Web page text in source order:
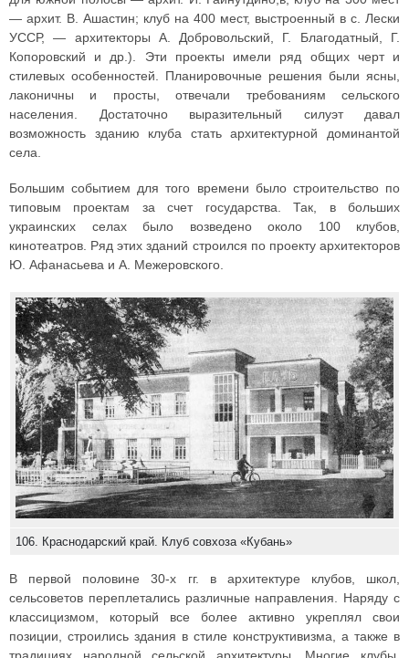
— архит. В. Ашастин; клуб на 400 мест, выстроенный в с. Лески
УССР, — архитекторы А. Добровольский, Г. Благодатный, Г.
Копоровский и др.). Эти проекты имели ряд общих черт и
стилевых особенностей. Планировочные решения были ясны,
лаконичны и просты, отвечали требованиям сельского
населения. Достаточно выразительный силуэт давал
возможность зданию клуба стать архитектурной доминантой
села.
Большим событием для того времени было строительство по
типовым проектам за счет государства. Так, в больших
украинских селах было возведено около 100 клубов,
кинотеатров. Ряд этих зданий строился по проекту архитекторов
Ю. Афанасьева и А. Межеровского.
106. Краснодарский край. Клуб совхоза «Кубань»
В первой половине 30-х гг. в архитектуре клубов, школ,
сельсоветов переплетались различные направления. Наряду с
классицизмом, который все более активно укреплял свои
позиции, строились здания в стиле конструктивизма, а также в